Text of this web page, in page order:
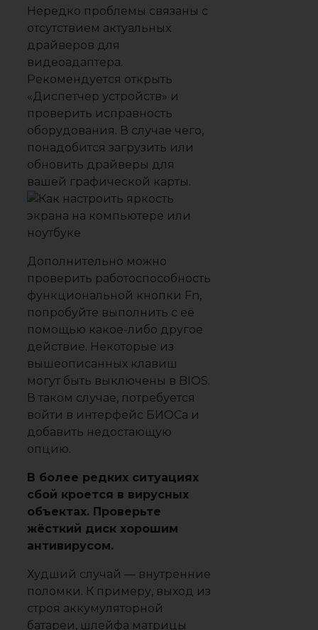
Нередко проблемы связаны с
отсутствием актуальных
драйверов для
видеоадаптера.
Рекомендуется открыть
«Диспетчер устройств» и
проверить исправность
оборудования. В случае чего,
понадобится загрузить или
обновить драйверы для
вашей графической карты.
Дополнительно можно
проверить работоспособность
функциональной кнопки Fn,
попробуйте выполнить с её
помощью какое-либо другое
действие. Некоторые из
вышеописанных клавиш
могут быть выключены в BIOS.
В таком случае, потребуется
войти в интерфейс БИОСа и
добавить недостающую
опцию.
В более редких ситуациях
сбой кроется в вирусных
объектах. Проверьте
жёсткий диск хорошим
антивирусом.
Худший случай — внутренние
поломки. К примеру, выход из
строя аккумуляторной
батареи, шлейфа матрицы